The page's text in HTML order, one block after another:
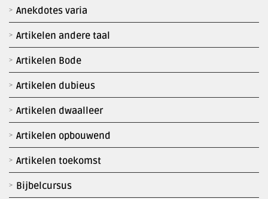
Anekdotes varia
Artikelen andere taal
Artikelen Bode
Artikelen dubieus
Artikelen dwaalleer
Artikelen opbouwend
Artikelen toekomst
Bijbelcursus